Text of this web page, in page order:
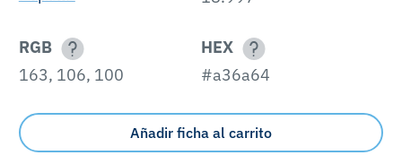
RGB
163, 106, 100
HEX
#a36a64
Añadir ficha al carrito